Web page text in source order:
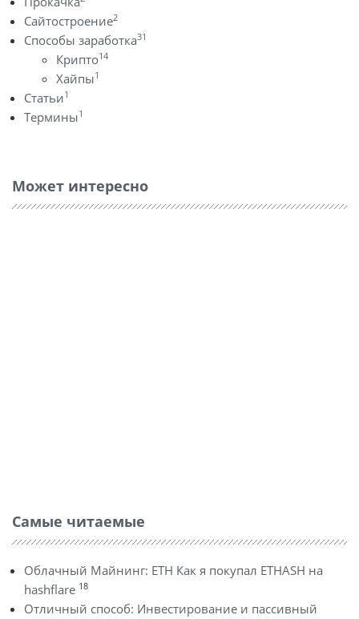
Сайтостроение2
Способы заработка31
Крипто14
Хайпы1
Статьи1
Термины1
Может интересно
Самые читаемые
Облачный Майнинг: ETH Как я покупал ETHASH на
hashflare 18
Отличный способ: Инвестирование и пассивный